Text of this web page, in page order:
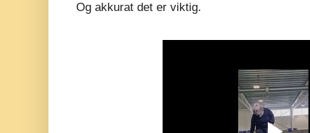
Og akkurat det er viktig.